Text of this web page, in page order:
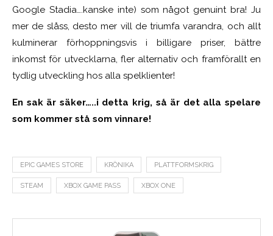
Google Stadia….kanske inte) som något genuint bra! Ju
mer de slåss, desto mer vill de triumfa varandra, och allt
kulminerar förhoppningsvis i billigare priser, bättre
inkomst för utvecklarna, fler alternativ och framförallt en
tydlig utveckling hos alla spelklienter!
En sak är säker…..i detta krig, så är det alla spelare
som kommer stå som vinnare!
EPIC GAMES STORE KRÖNIKA PLATTFORMSKRIG
STEAM XBOX GAME PASS XBOX ONE